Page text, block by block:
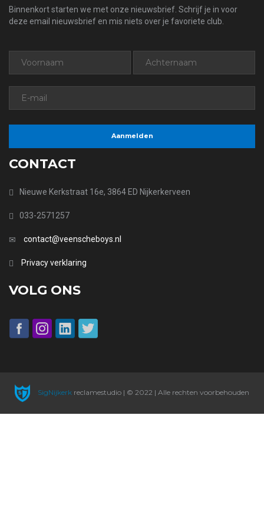
Binnenkort starten we met onze nieuwsbrief. Schrijf je in voor
deze email nieuwsbrief en mis niets over je favoriete club.
CONTACT
Nieuwe Kerkstraat 16e, 3864 ED Nijkerkerveen
033-2571257
contact@veenscheboys.nl
Privacy verklaring
VOLG ONS
SigNijkerkreclamestudio | © 2022 | Alle rechten voorbehouden